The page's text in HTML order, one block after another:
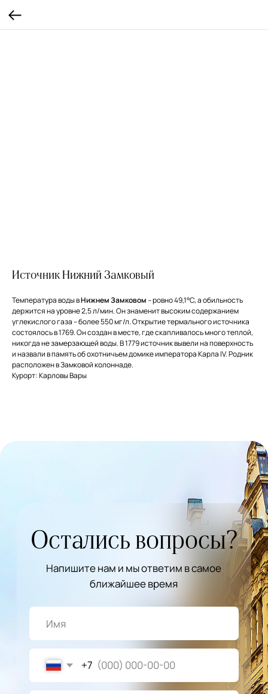
Источник Нижний Замковый
Температура воды вНижнем Замковом– ровно 49,1°С, а обильность
держится на уровне 2,5 л/мин. Он знаменит высоким содержанием
углекислого газа – более 550 мг/л. Открытие термального источника
состоялось в 1769. Он создан в месте, где скапливалось много теплой,
никогда не замерзающей воды. В 1779 источник вывели на поверхность
и назвали в память об охотничьем домике императора Карла IV. Родник
расположен в Замковой колоннаде.
Курорт: Карловы Вары
Я даю согласие на обработку
Остались вопросы?